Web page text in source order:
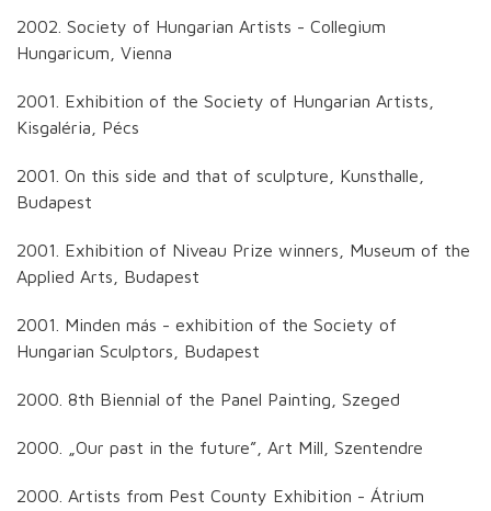
2002. Society of Hungarian Artists - Collegium
Hungaricum, Vienna
2001. Exhibition of the Society of Hungarian Artists,
Kisgaléria, Pécs
2001. On this side and that of sculpture, Kunsthalle,
Budapest
2001. Exhibition of Niveau Prize winners, Museum of the
Applied Arts, Budapest
2001. Minden más - exhibition of the Society of
Hungarian Sculptors, Budapest
2000. 8th Biennial of the Panel Painting, Szeged
2000. „Our past in the future”, Art Mill, Szentendre
2000. Artists from Pest County Exhibition - Átrium